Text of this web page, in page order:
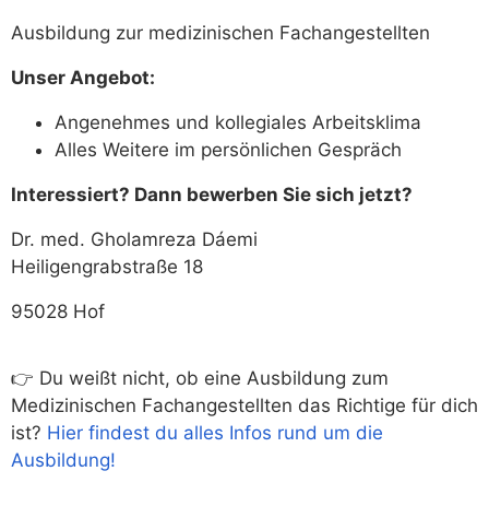
Ausbildung zur medizinischen Fachangestellten
Unser Angebot:
Angenehmes und kollegiales Arbeitsklima
Alles Weitere im persönlichen Gespräch
Interessiert? Dann bewerben Sie sich jetzt?
Dr. med. Gholamreza Dáemi
Heiligengrabstraße 18
95028 Hof
👉 Du weißt nicht, ob eine Ausbildung zum
Medizinischen Fachangestellten das Richtige für dich
ist? Hier findest du alles Infos rund um die
Ausbildung!